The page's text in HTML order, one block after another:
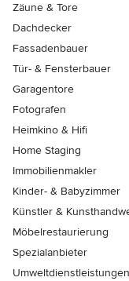
Zäune & Tore
Dachdecker
Fassadenbauer
Tür- & Fensterbauer
Garagentore
Fotografen
Heimkino & Hifi
Home Staging
Immobilienmakler
Kinder- & Babyzimmer
Künstler &
Möbelrestaurierung
Spezialanbieter